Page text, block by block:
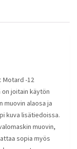
Motard -12
joitain käytön
muovin alaosa ja
kuva lisätiedoissa.
muovin,
sopia myös